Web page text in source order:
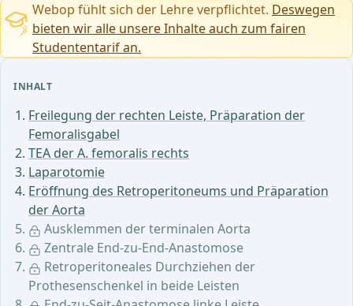
INHALT
Freilegung der rechten Leiste, Präparation der
Femoralisgabel
TEA der A. femoralis rechts
Laparotomie
Eröffnung des Retroperitoneums und Präparation
der Aorta
Ausklemmen der terminalen Aorta
Zentrale End-zu-End-Anastomose
Retroperitoneales Durchziehen der
Prothesenschenkel in beide Leisten
Webop fühlt sich der Lehre verpflichtet. Deswegen
bieten wir alle unsere Inhalte auch zum fairen
Studententarif an.